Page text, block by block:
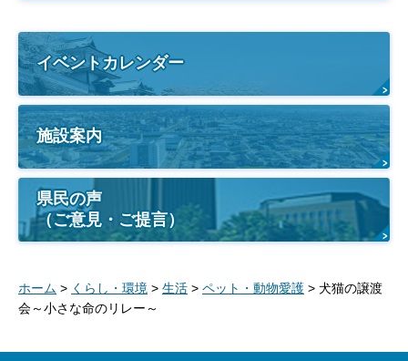
イベントカレンダー
施設案内
県民の声
（ご意見・ご提言）
ホーム > くらし・環境 > 生活 > ペット・動物愛護 > 犬猫の譲渡
会～小さな命のリレー～